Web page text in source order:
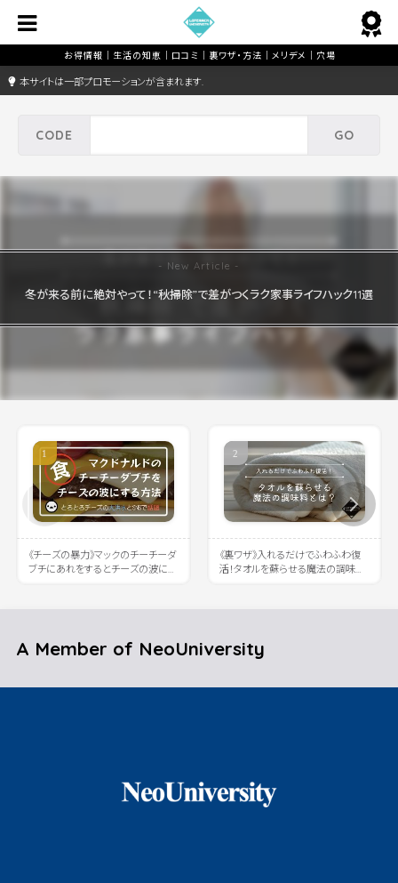
本サイトは一部プロモーションが含まれます.
冬が来る前に絶対やって！“秋掃除”で差がつくラク家事ライフハック11選
《チーズの暴力》マックのチーチーダ
ブチにあれをするとチーズの波に溺
《裏ワザ》入れるだけでふわふわ復
活！タオルを蘇らせる魔法の調味料
A Member of NeoUniversity